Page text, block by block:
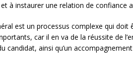
et à instaurer une relation de confiance
est un processus complexe qui
car il en va de la réussite de
candidat, ainsi qu’un